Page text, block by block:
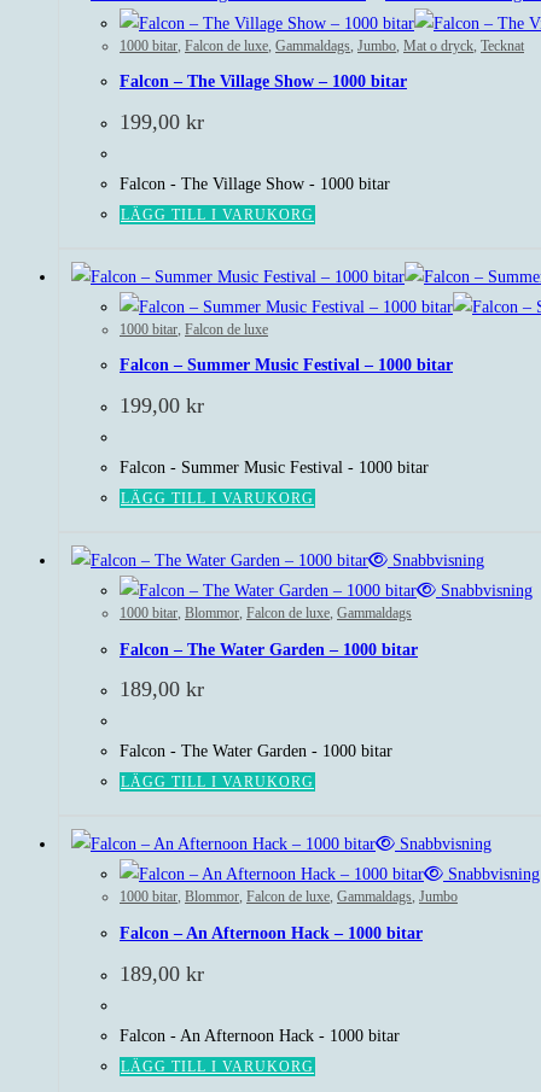
1000 bitar Falcon de luxe Gammaldags Jumbo Mat o dryck Tecknat
Falcon – The Village Show – 1000 bitar
199,00 kr
Falcon - The Village Show - 1000 bitar
LÄGG TILL I VARUKORG
1000 bitar, Falcon de luxe
Falcon – Summer Music Festival – 1000 bitar
199,00 kr
Falcon - Summer Music Festival - 1000 bitar
LÄGG TILL I VARUKORG
Snabbvisning
Snabbvisning
1000 bitar, Blommor, Falcon de luxe, Gammaldags
Falcon – The Water Garden – 1000 bitar
189,00 kr
Falcon - The Water Garden - 1000 bitar
LÄGG TILL I VARUKORG
Snabbvisning
Snabbvisning
1000 bitar, Blommor, Falcon de luxe, Gammaldags, Jumbo
Falcon – An Afternoon Hack – 1000 bitar
189,00 kr
Falcon - An Afternoon Hack - 1000 bitar
LÄGG TILL I VARUKORG